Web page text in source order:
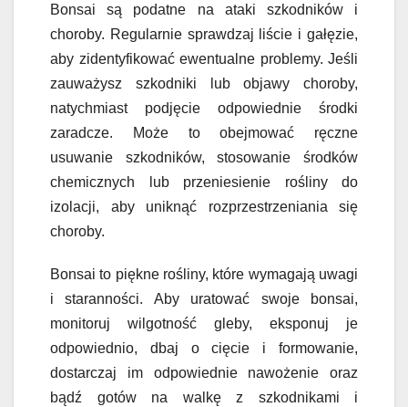
Bonsai są podatne na ataki szkodników i
choroby. Regularnie sprawdzaj liście i gałęzie,
aby zidentyfikować ewentualne problemy. Jeśli
zauważysz szkodniki lub objawy choroby,
natychmiast podjęcie odpowiednie środki
zaradcze. Może to obejmować ręczne
usuwanie szkodników, stosowanie środków
chemicznych lub przeniesienie rośliny do
izolacji, aby uniknąć rozprzestrzeniania się
choroby.
Bonsai to piękne rośliny, które wymagają uwagi
i staranności. Aby uratować swoje bonsai,
monitoruj wilgotność gleby, eksponuj je
odpowiednio, dbaj o cięcie i formowanie,
dostarczaj im odpowiednie nawożenie oraz
bądź gotów na walkę z szkodnikami i